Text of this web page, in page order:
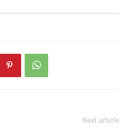
Next article